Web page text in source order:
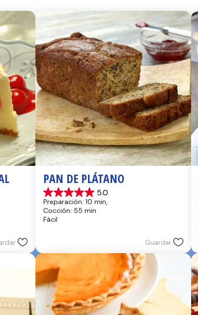
PAN DE PLÁTANO
5.0
5.0
de
5
estrellas.
Preparación: 10 min,
Cocción: 55 min
Fácil
Guardar